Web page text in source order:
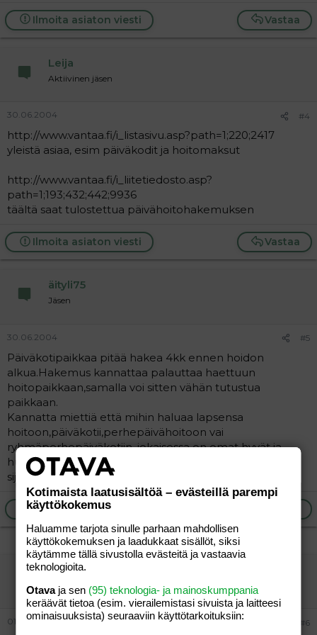
Vastaa
Ilmoita asiaton viesti
Leija
Aktiivinen jäsen
30.06.2004 #4
http://www.vantaa.fi/i_listasivu.asp?path=1;220;2417
yleistä asiaa, esim päiväkodit ja hoitomaksut
http://www.vantaa.fi/i_liitetiedosto.asp?
path=1;193;432;442;9936
täältä saat tulostettua päivähoitohakemuksen
Vastaa
Ilmoita asiaton viesti
äityli75
Jäsen
30.06.2004 #5
Päiväkotipaikkaa pitää hakea 4kk ennen hoidon
alkua.Hakemus kannattaa palauttaa haettuun
hoitopaikkaan,samalla voi sitten vähän tutustua
paikkaan.
Kannatta miettiä että mihin haluaa lapsensa
hoitoon,päiväkotii,perhepäivähoitoon vai
ryhmäperhepäiväkotiin. jokaisessa on omat hyvät ja
huonot puolensa.Yleensä pienet lapset (alle 1,5v)
sijoitetaan mielummin perhepäivähoitajalle.
Ilmoita asiaton viesti
Tripla äiti
Vieras
01.07.2004 #6
Kotimaista laatusisältöä – evästeillä parempi
käyttökokemus
Haluamme tarjota sinulle parhaan mahdollisen
käyttökokemuksen ja laadukkaat sisällöt, siksi
käytämme tällä sivustolla evästeitä ja vastaavia
teknologioita.
Otavaja sen (95) teknologia- ja mainoskumppania
keräävät tietoa (esim. vierailemis­tasi sivuista ja laitteesi
ominaisuuk­sista) seuraaviin käyttötarkoituksiin: